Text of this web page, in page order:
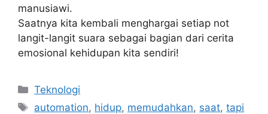
manusiawi.
Saatnya kita kembali menghargai setiap not
langit-langit suara sebagai bagian dari cerita
emosional kehidupan kita sendiri!
Categories
Teknologi
Tags
automation, hidup, memudahkan, saat,tapi